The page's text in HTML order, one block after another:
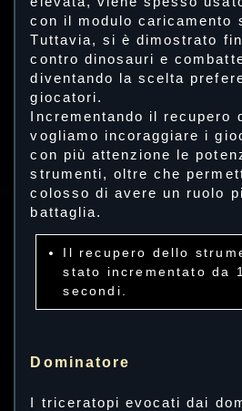
con il modulo caricamento
Tuttavia, si è dimostrato
contro dinosauri e
diventando la scelta
giocatori.
Incrementando il recupero
vogliamo incoraggiare i
con più attenzione le
strumenti, oltre che
colosso di avere un ruolo
battaglia.
Il recupero dello
stato incrementato da
secondi.
Dominatore
I triceratopi evocati dai